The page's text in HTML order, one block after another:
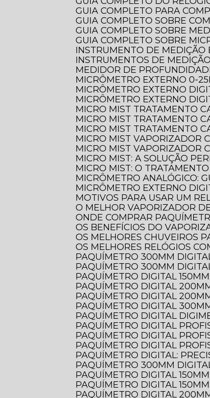
GUIA COMPLETO PARA
GUIA COMPLETO SOBRE
GUIA COMPLETO SOBRE
GUIA COMPLETO SOBRE
INSTRUMENTO DE
INSTRUMENTOS DE
MEDIDOR DE
MICRÔMETRO EXTERNO 0-
MICRÔMETRO EXTERNO
MICRÔMETRO EXTERNO
MICRO MIST TRATAMENTO
MICRO MIST TRATAMENTO
MICRO MIST TRATAMENTO
MICRO MIST
MICRO MIST VAPORIZADOR
MICRO MIST: A SOLUÇÃO
MICRO MIST: O
MICRÔMETRO ANALÓGICO:
MICRÔMETRO EXTERNO
MOTIVOS PARA USAR UM
O MELHOR VAPORIZADOR
ONDE COMPRAR
OS BENEFÍCIOS DO
OS MELHORES CHUVEIROS
OS MELHORES RELÓGIOS
PAQUÍMETRO 300MM
PAQUÍMETRO 300MM
PAQUÍMETRO DIGITAL
PAQUÍMETRO DIGITAL
PAQUÍMETRO DIGITAL
PAQUÍMETRO DIGITAL
PAQUÍMETRO DIGITAL
PAQUÍMETRO DIGITAL
PAQUÍMETRO DIGITAL
PAQUÍMETRO DIGITAL
PAQUÍMETRO DIGITAL:
PAQUÍMETRO 300MM
PAQUÍMETRO DIGITAL
PAQUÍMETRO DIGITAL
PAQUÍMETRO DIGITAL